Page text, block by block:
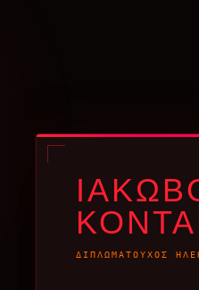
ΔΙΠΛΩΜΑΤΟΎΧΟΣ